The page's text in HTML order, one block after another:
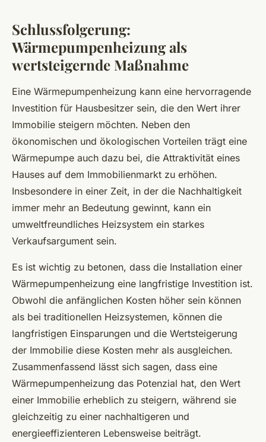
Schlussfolgerung:
Wärmepumpenheizung als
wertsteigernde Maßnahme
Eine Wärmepumpenheizung kann eine hervorragende
Investition für Hausbesitzer sein, die den Wert ihrer
Immobilie steigern möchten. Neben den
ökonomischen und ökologischen Vorteilen trägt eine
Wärmepumpe auch dazu bei, die Attraktivität eines
Hauses auf dem Immobilienmarkt zu erhöhen.
Insbesondere in einer Zeit, in der die Nachhaltigkeit
immer mehr an Bedeutung gewinnt, kann ein
umweltfreundliches Heizsystem ein starkes
Verkaufsargument sein.
Es ist wichtig zu betonen, dass die Installation einer
Wärmepumpenheizung eine langfristige Investition ist.
Obwohl die anfänglichen Kosten höher sein können
als bei traditionellen Heizsystemen, können die
langfristigen Einsparungen und die Wertsteigerung
der Immobilie diese Kosten mehr als ausgleichen.
Zusammenfassend lässt sich sagen, dass eine
Wärmepumpenheizung das Potenzial hat, den Wert
einer Immobilie erheblich zu steigern, während sie
gleichzeitig zu einer nachhaltigeren und
energieeffizienteren Lebensweise beiträgt.